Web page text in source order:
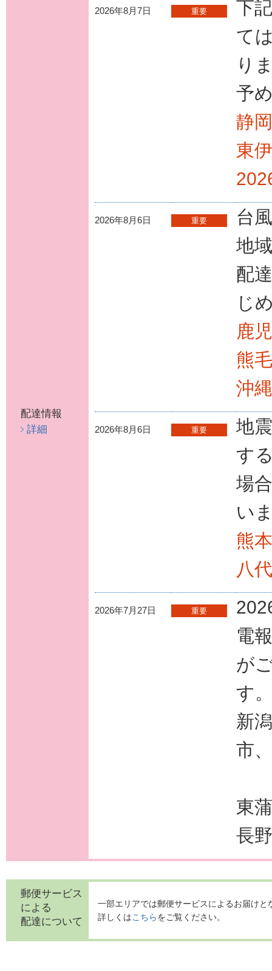
配達情報
詳細
2026年8月7日 重要
下
て
り
予
静
東
2026年8月6日 重要
台
地
配
じ
鹿
熊
沖
2026年8月6日 重要
地
す
場
い
熊
八
2026年7月27日 重要
電
が
す
新
市
東
長
郵便サービス
による
配達について
一部エリアでは郵便サービスによるお届けと
詳しくはこちらをご覧ください。